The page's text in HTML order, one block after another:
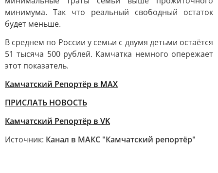
минимума. Так что реальный свободный остаток
будет меньше.
В среднем по России у семьи с двумя детьми остаётся
51 тысяча 500 рублей. Камчатка немного опережает
этот показатель.
Камчатский Репортёр в MAX
ПРИСЛАТЬ НОВОСТЬ
Камчатский Репортёр в VK
Источник: Канал в МАКС "Камчатский репортёр"